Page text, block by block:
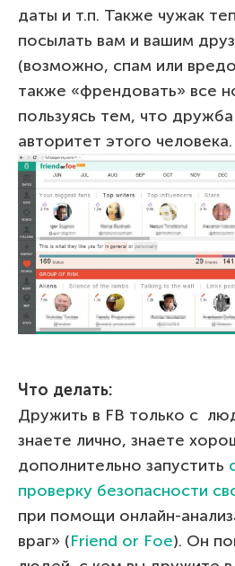
даты и т.п. Также чужак
посылать вам и вашим
(возможно, спам или
также «френдовать» все
пользуясь тем, что
авторитет этого человека.
Что делать:
Дружить в FB только с
знаете лично, знаете
дополнительно запустить
проверку безопасности
при помощи онлайн-
враг» (Friend or Foe). Он